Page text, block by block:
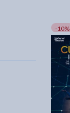
-10%